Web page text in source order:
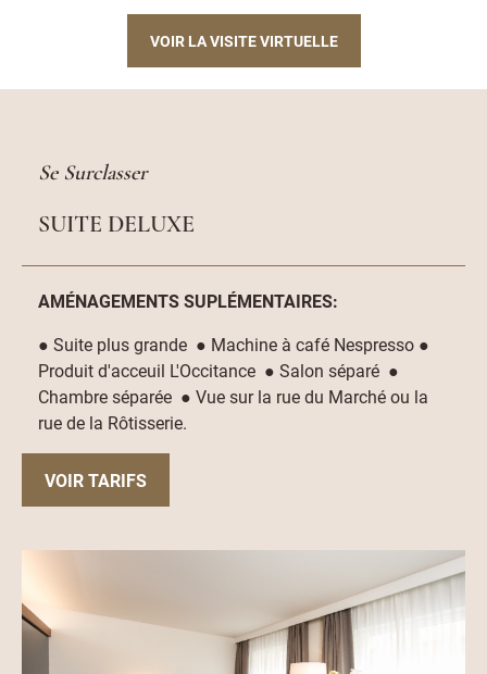
VOIR LA VISITE VIRTUELLE
Se Surclasser
SUITE DELUXE
AMÉNAGEMENTS SUPLÉMENTAIRES:
● Suite plus grande ● Machine à café Nespresso ●
Produit d'acceuil L'Occitance ● Salon séparé ●
Chambre séparée ● Vue sur la rue du Marché ou la
rue de la Rôtisserie.
VOIR TARIFS